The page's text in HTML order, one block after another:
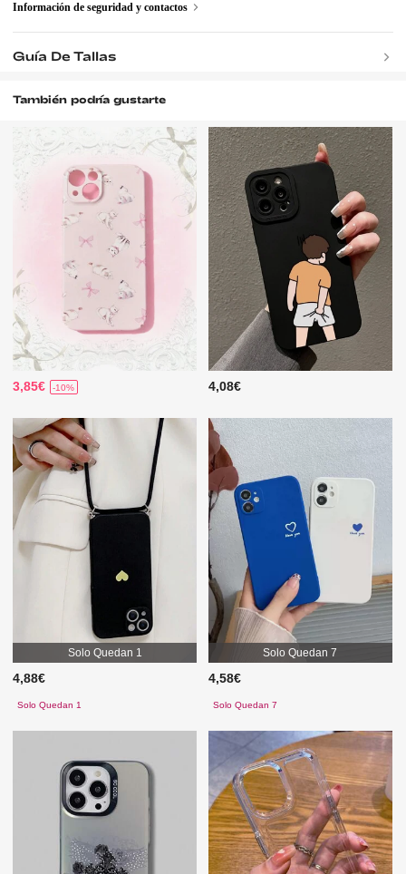
Información de seguridad y contactos
Guía De Tallas
También podría gustarte
3,85€ -10% 4,08€
Solo Quedan 1
4,88€
Solo Quedan 1
Solo Quedan 7
4,58€
Solo Quedan 7